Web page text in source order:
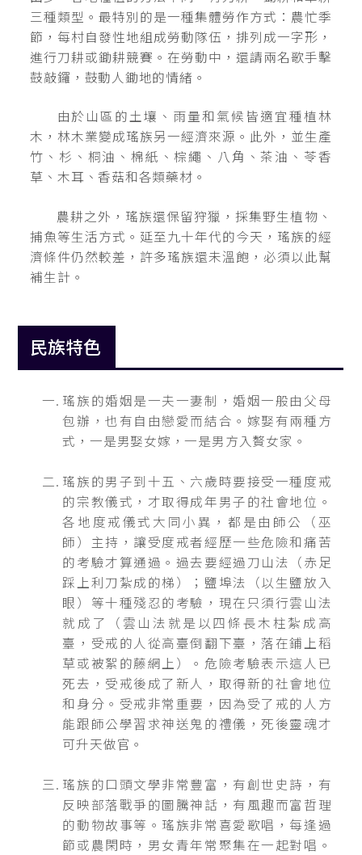
三種類型。最特別的是一種集體勞作方式：農忙季
節，每村自發性地組成勞動隊伍，排列成一字形，
進行刀耕或鋤耕競賽。在勞動中，還請兩名歌手擊
鼓敲鑼，鼓動人鋤地的情緒。
由於山區的土壤、雨量和氣候皆適宜種植林
木，林木業變成瑤族另一經濟來源。此外，並生產
竹、杉、桐油、棉紙、棕繩、八角、茶油、苓香
草、木耳、香菇和各類藥材。
農耕之外，瑤族還保留狩獵，採集野生植物、
捕魚等生活方式。延至九十年代的今天，瑤族的經
濟條件仍然較差，許多瑤族還未溫飽，必須以此幫
補生計。
民族特色
瑤族的婚姻是一夫一妻制，婚姻一般由父母
包辦，也有自由戀愛而結合。嫁娶有兩種方
式，一是男娶女嫁，一是男方入贅女家。
瑤族的男子到十五、六歲時要接受一種度戒
的宗教儀式，才取得成年男子的社會地位。
各地度戒儀式大同小異，都是由師公（巫
師）主持，讓受度戒者經歷一些危險和痛苦
的考驗才算通過。過去要經過刀山法（赤足
踩上利刀紮成的梯）；鹽埠法（以生鹽放入
眼）等十種殘忍的考驗，現在只須行雲山法
就成了（雲山法就是以四條長木柱紮成高
臺，受戒的人從高臺倒翻下臺，落在鋪上稻
草或被絮的藤網上）。危險考驗表示這人已
死去，受戒後成了新人，取得新的社會地位
和身分。受戒非常重要，因為受了戒的人方
能跟師公學習求神送鬼的禮儀，死後靈魂才
可升天做官。
瑤族的口頭文學非常豐富，有創世史詩，有
反映部落戰爭的圖騰神話，有風趣而富哲理
的動物故事等。瑤族非常喜愛歌唱，每逢過
節或農閑時，男女青年常聚集在一起對唱。